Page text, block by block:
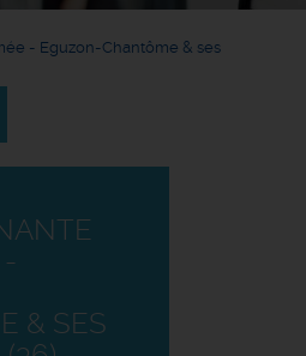
- Eguzon-Chantôme & ses
& SES